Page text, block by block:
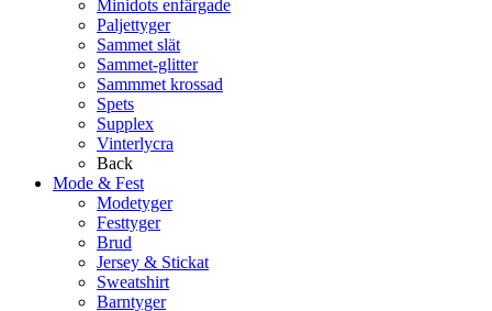
Minidots enfärgade
Paljettyger
Sammet slät
Sammet-glitter
Sammmet krossad
Spets
Supplex
Vinterlycra
Back
Mode & Fest
Modetyger
Festtyger
Brud
Jersey & Stickat
Sweatshirt
Barntyger